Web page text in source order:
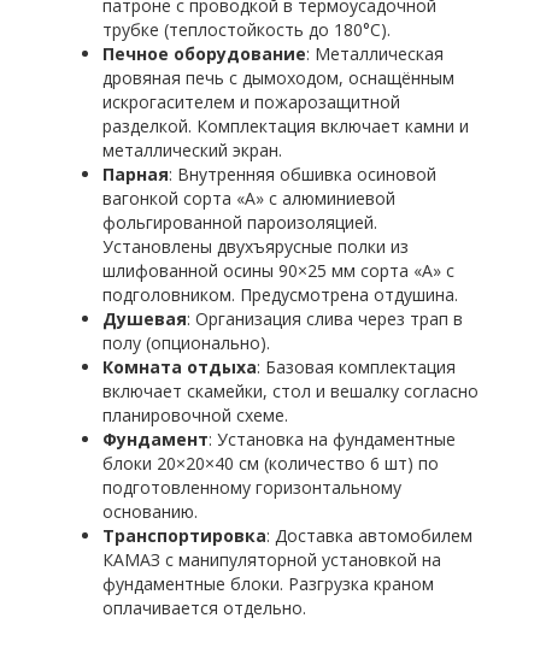
патроне с проводкой в термоусадочной
трубке (теплостойкость до 180°C).
Печное оборудование: Металлическая
дровяная печь с дымоходом, оснащённым
искрогасителем и пожарозащитной
разделкой. Комплектация включает камни и
металлический экран.
Парная: Внутренняя обшивка осиновой
вагонкой сорта «А» с алюминиевой
фольгированной пароизоляцией.
Установлены двухъярусные полки из
шлифованной осины 90×25 мм сорта «А» с
подголовником. Предусмотрена отдушина.
Душевая: Организация слива через трап в
полу (опционально).
Комната отдыха: Базовая комплектация
включает скамейки, стол и вешалку согласно
планировочной схеме.
Фундамент: Установка на фундаментные
блоки 20×20×40 см (количество 6 шт) по
подготовленному горизонтальному
основанию.
Транспортировка: Доставка автомобилем
КАМАЗ с манипуляторной установкой на
фундаментные блоки. Разгрузка краном
оплачивается отдельно.